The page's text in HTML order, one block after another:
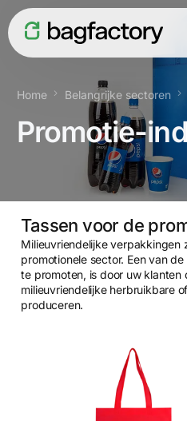
Home Belangrijke sectoren
Promotie-
Tassen voor de
Milieuvriendelijke verpakkingen
promotionele sector. Een van
te promoten, is door uw
milieuvriendelijke herbruikbare
produceren.
Nederlands